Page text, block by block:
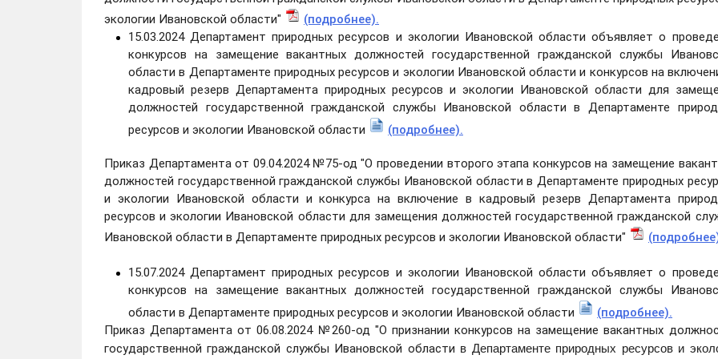
экологии Ивановской области"
(подробнее).
15.03.2024 Департамент природных ресурсов и экологии Ивановской области объявляет о
конкурсов на замещение вакантных должностей государственной гражданской службы
области в Департаменте природных ресурсов и экологии Ивановской области и конкурсов на
кадровый резерв Департамента природных ресурсов и экологии Ивановской области для
должностей государственной гражданской службы Ивановской области в Департаменте
ресурсов и экологии Ивановской области
(подробнее).
Приказ Департамента от 09.04.2024 №75-од "О проведении второго этапа конкурсов на замещение
должностей государственной гражданской службы Ивановской области в Департаменте природных
и экологии Ивановской области и конкурса на включение в кадровый резерв Департамента
ресурсов и экологии Ивановской области для замещения должностей государственной гражданской
Ивановской области в Департаменте природных ресурсов и экологии Ивановской области"
15.07.2024 Департамент природных ресурсов и экологии Ивановской области объявляет о
конкурсов на замещение вакантных должностей государственной гражданской службы
области в Департаменте природных ресурсов и экологии Ивановской области
(подробнее).
Приказ Департамента от 06.08.2024 №260-од "О признании конкурсов на замещение вакантных
государственной гражданской службы Ивановской области в Департаменте природных ресурсов и